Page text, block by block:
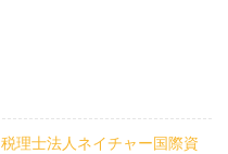
税理士法人ネイチャー国際資